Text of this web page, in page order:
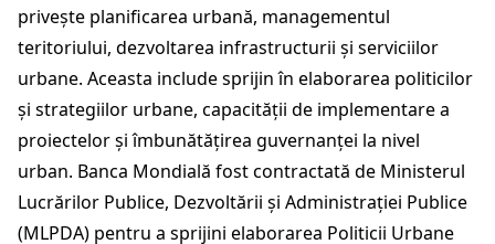
privește planificarea urbană, managementul
teritoriului, dezvoltarea infrastructurii și serviciilor
urbane. Aceasta include sprijin în elaborarea politicilor
și strategiilor urbane, capacității de implementare a
proiectelor și îmbunătățirea guvernanței la nivel
urban. Banca Mondială fost contractată de Ministerul
Lucrărilor Publice, Dezvoltării și Administrației Publice
(MLPDA) pentru a sprijini elaborarea Politicii Urbane